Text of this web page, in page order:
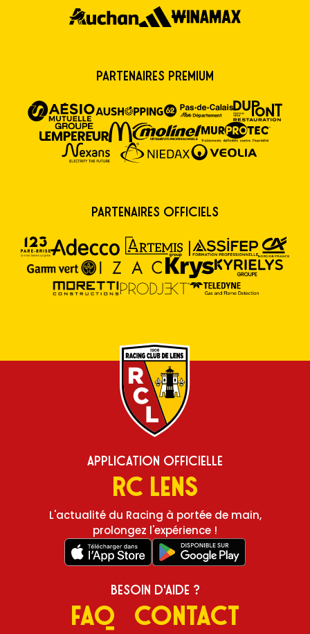
Partenaires premium
Partenaires Officiels
Application Officielle
RC Lens
L'actualité du Racing à portée de main,
prolongez l'expérience !
Besoin d'aide ?
FAQ Contact